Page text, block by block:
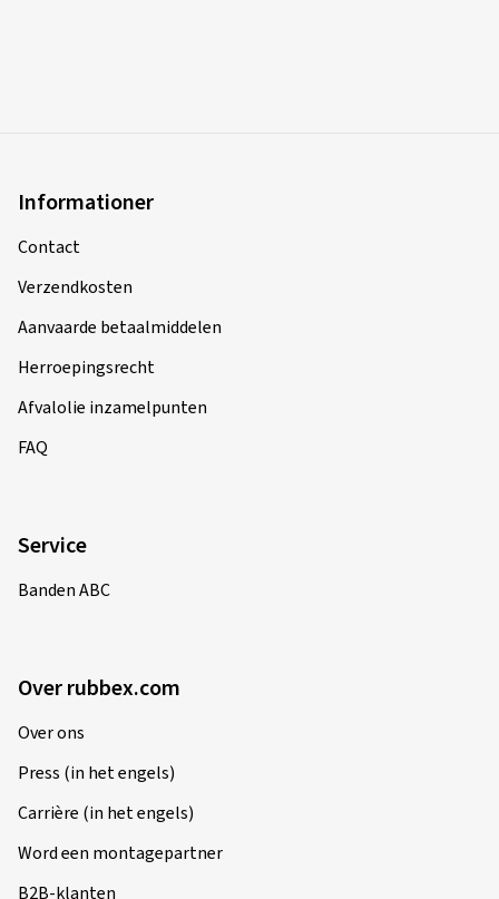
Informationer
Contact
Verzendkosten
Aanvaarde betaalmiddelen
Herroepingsrecht
Afvalolie inzamelpunten
FAQ
Service
Banden ABC
Over rubbex.com
Over ons
Press (in het engels)
Carrière (in het engels)
Word een montagepartner
B2B-klanten